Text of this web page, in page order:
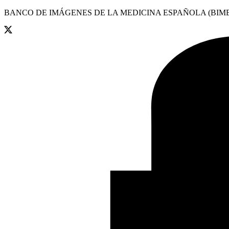
BANCO DE IMÁGENES DE LA MEDICINA ESPAÑOLA